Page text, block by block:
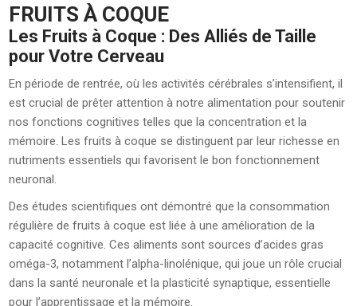
FRUITS À COQUE
Les Fruits à Coque : Des Alliés de Taille
pour Votre Cerveau
En période de rentrée, où les activités cérébrales s’intensifient, il
est crucial de prêter attention à notre alimentation pour soutenir
nos fonctions cognitives telles que la concentration et la
mémoire. Les fruits à coque se distinguent par leur richesse en
nutriments essentiels qui favorisent le bon fonctionnement
neuronal.
Des études scientifiques ont démontré que la consommation
régulière de fruits à coque est liée à une amélioration de la
capacité cognitive. Ces aliments sont sources d’acides gras
oméga-3, notamment l’alpha-linolénique, qui joue un rôle crucial
dans la santé neuronale et la plasticité synaptique, essentielle
pour l’apprentissage et la mémoire.